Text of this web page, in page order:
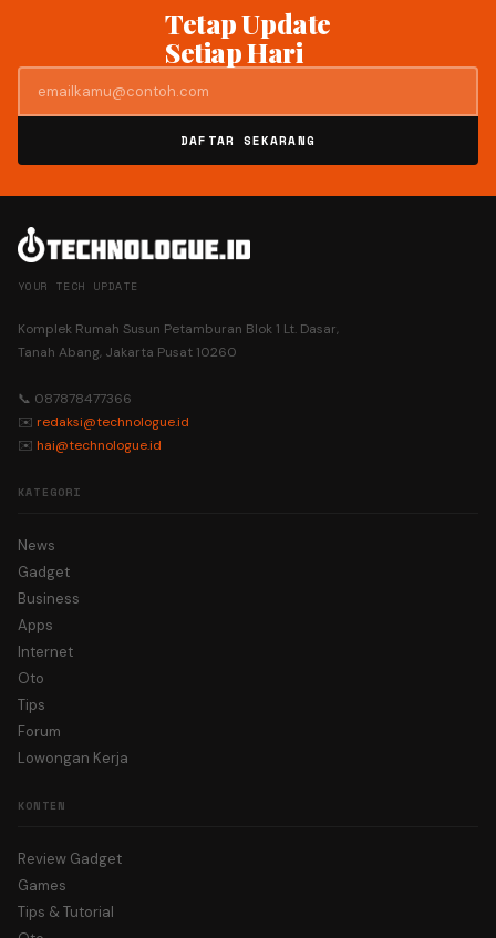
Tetap Update
Setiap Hari
DAFTAR SEKARANG
YOUR TECH UPDATE
Komplek Rumah Susun Petamburan Blok 1 Lt. Dasar,
Tanah Abang, Jakarta Pusat 10260
📞 087878477366
✉️ redaksi@technologue.id
✉️ hai@technologue.id
KATEGORI
News
Gadget
Business
Apps
Internet
Oto
Tips
Forum
Lowongan Kerja
KONTEN
Review Gadget
Games
Tips & Tutorial